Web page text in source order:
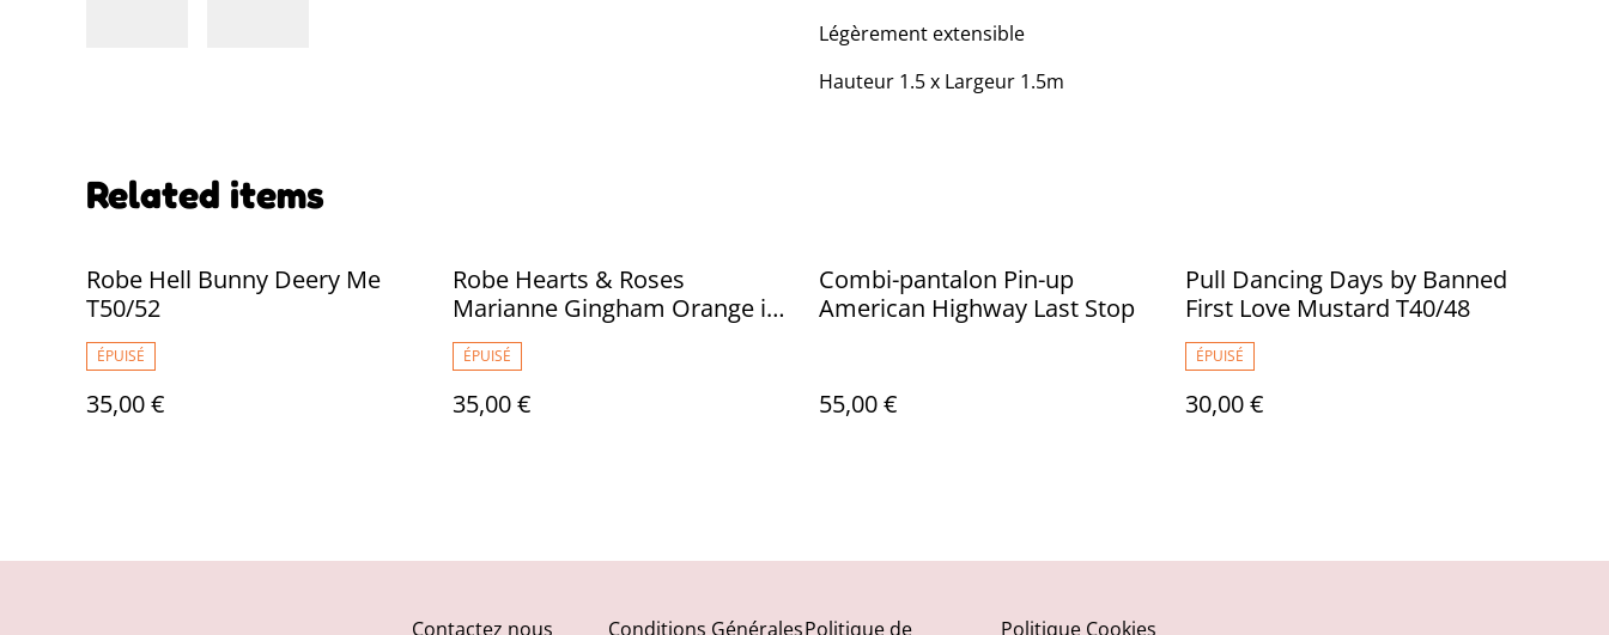
Légèrement extensible
Hauteur 1.5 x Largeur 1.5m
Related items
Robe Hell Bunny Deery Me
T50/52
ÉPUISÉ
35,00 €
Robe Hearts & Roses
Marianne Gingham Orange in
Yellow & white T40
ÉPUISÉ
35,00 €
Combi-pantalon Pin-up
American Highway Last Stop
55,00 €
Pull Dancing Days by Banned
First Love Mustard T40/48
ÉPUISÉ
30,00 €
Contactez nous Conditions GénéralesPolitique de Politique Cookies